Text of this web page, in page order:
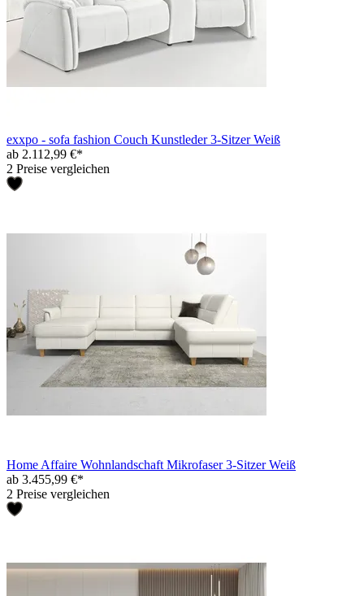
exxpo - sofa fashion Couch Kunstleder 3-Sitzer Weiß
ab 2.112,99 €*
2 Preise vergleichen
Home Affaire Wohnlandschaft Mikrofaser 3-Sitzer Weiß
ab 3.455,99 €*
2 Preise vergleichen